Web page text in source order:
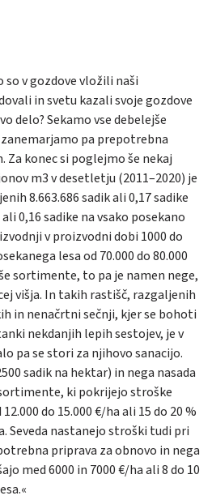
so v gozdove vložili naši
in svetu kazali svoje gozdove
delo? Sekamo vse debelejše
pa prepotrebna
Za konec si poglejmo še nekaj
m3 v desetletju (2011–2020) je
8.663.686 sadik ali 0,17 sadike
0,16 sadike na vsako posekano
v proizvodni dobi 1000 do
lesa od 70.000 do 80.000
sortimente, to pa je namen nege,
višja. In takih rastišč, razgaljenih
in nenačrtni sečnji, kjer se bohoti
nekdanjih lepih sestojev, je v
pa se stori za njihovo sanacijo.
sadik na hektar) in nega nasada
ki pokrijejo stroške
do 15.000 €/ha ali 15 do 20 %
Seveda nastanejo stroški tudi pri
priprava za obnovo in nega
med 6000 in 7000 €/ha ali 8 do 10